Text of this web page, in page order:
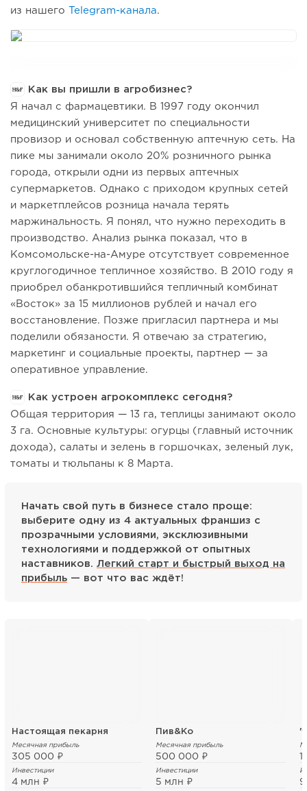
из нашего Telegram-канала.
Как вы пришли в агробизнес?
Я начал с фармацевтики. В 1997 году окончил
медицинский университет по специальности
провизор и основал собственную аптечную сеть. На
пике мы занимали около 20% розничного рынка
города, открыли одни из первых аптечных
супермаркетов. Однако с приходом крупных сетей
и маркетплейсов розница начала терять
маржинальность. Я понял, что нужно переходить в
производство. Анализ рынка показал, что в
Комсомольске-на-Амуре отсутствует современное
круглогодичное тепличное хозяйство. В 2010 году я
приобрел обанкротившийся тепличный комбинат
«Восток» за 15 миллионов рублей и начал его
восстановление. Позже пригласил партнера и мы
поделили обязаности. Я отвечаю за стратегию,
маркетинг и социальные проекты, партнер — за
оперативное управление.
Как устроен агрокомплекс сегодня?
Общая территория — 13 га, теплицы занимают около
3 га. Основные культуры: огурцы (главный источник
дохода), салаты и зелень в горшочках, зеленый лук,
томаты и тюльпаны к 8 Марта.
Начать свой путь в бизнесе стало проще:
выберите одну из 4 актуальных франшиз с
прозрачными условиями, эксклюзивными
технологиями и поддержкой от опытных
наставников. Легкий старт и быстрый выход на
прибыль — вот что вас ждёт!
Настоящая пекарня
Месячная прибыль
305 000 ₽
Инвестиции
4 млн ₽
Пив&Ко
Месячная прибыль
500 000 ₽
Инвестиции
5 млн ₽